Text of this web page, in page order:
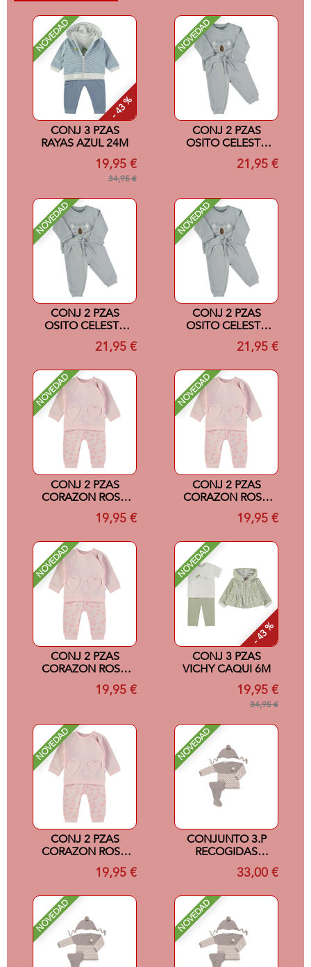
NOVEDAD
- 43 %
CONJ 3 PZAS
RAYAS AZUL 24M
19,95 €
34,95 €
NOVEDAD
CONJ 2 PZAS
OSITO CELESTE
21,95 €
NOVEDAD
CONJ 2 PZAS
OSITO CELESTE
21,95 €
NOVEDAD
CONJ 2 PZAS
OSITO CELESTE
21,95 €
NOVEDAD
CONJ 2 PZAS
CORAZON ROSA
19,95 €
NOVEDAD
CONJ 2 PZAS
CORAZON ROSA
19,95 €
NOVEDAD
CONJ 2 PZAS
CORAZON ROSA
19,95 €
NOVEDAD
- 43 %
CONJ 3 PZAS
VICHY CAQUI 6M
19,95 €
34,95 €
NOVEDAD
CONJ 2 PZAS
CORAZON ROSA
19,95 €
NOVEDAD
CONJUNTO 3.P
RECOGIDAS
COLOR
VISON/CREMA 0M
33,00 €
NOVEDAD NOVEDAD